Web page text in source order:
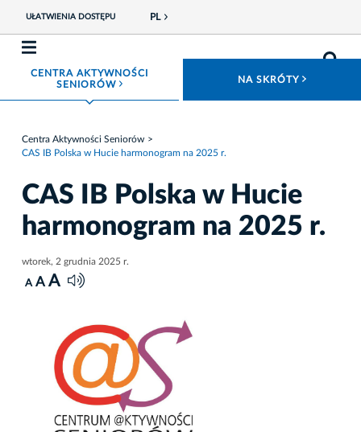
UŁATWIENIA DOSTĘPU PL
CENTRA AKTYWNOŚCI
SENIORÓWROZWIŃ MENU NA SKRÓTY
Centra Aktywności Seniorów
CAS IB Polska w Hucie harmonogram na 2025 r.
CAS IB Polska w Hucie
harmonogram na 2025 r.
wtorek, 2 grudnia 2025 r.
A A A